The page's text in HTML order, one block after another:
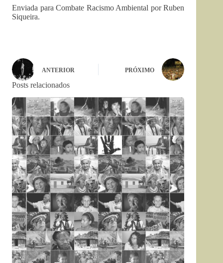
Enviada para Combate Racismo Ambiental por Ruben
Siqueira.
ANTERIOR PRÓXIMO
Posts relacionados